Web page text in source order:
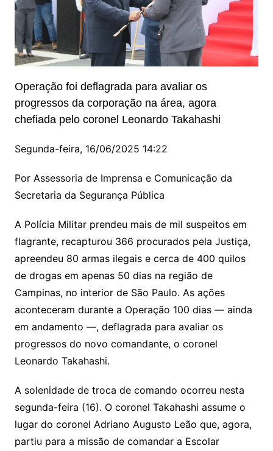
Operação foi deflagrada para avaliar os
progressos da corporação na área, agora
chefiada pelo coronel Leonardo Takahashi
Segunda-feira, 16/06/2025 14:22
Por Assessoria de Imprensa e Comunicação da
Secretaria da Segurança Pública
A Polícia Militar prendeu mais de mil suspeitos em
flagrante, recapturou 366 procurados pela Justiça,
apreendeu 80 armas ilegais e cerca de 400 quilos
de drogas em apenas 50 dias na região de
Campinas, no interior de São Paulo. As ações
aconteceram durante a Operação 100 dias — ainda
em andamento —, deflagrada para avaliar os
progressos do novo comandante, o coronel
Leonardo Takahashi.
A solenidade de troca de comando ocorreu nesta
segunda-feira (16). O coronel Takahashi assume o
lugar do coronel Adriano Augusto Leão que, agora,
partiu para a missão de comandar a Escolar